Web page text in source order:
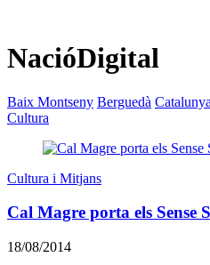
NacióDigital
Baix Montseny Berguedà
Cultura
Cultura i Mitjans
Cal Magre porta els Sense
18/08/2014